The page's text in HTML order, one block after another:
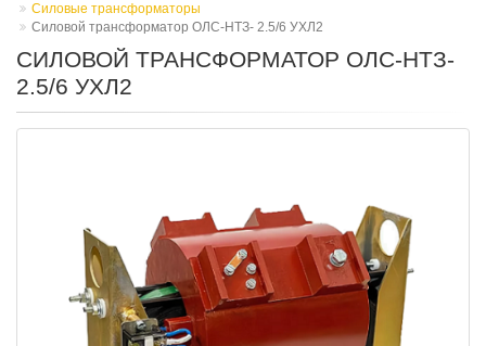
Силовые трансформаторы
Силовой трансформатор ОЛС-НТЗ- 2.5/6 УХЛ2
СИЛОВОЙ ТРАНСФОРМАТОР ОЛС-НТЗ-
2.5/6 УХЛ2